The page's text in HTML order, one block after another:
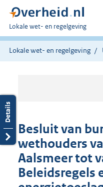
U
bent
hier:
Lokale wet- en regelgeving
Lokale wet- en regelgeving
Besluit van
wethouders
Aalsmeer tot
Beleidsregels